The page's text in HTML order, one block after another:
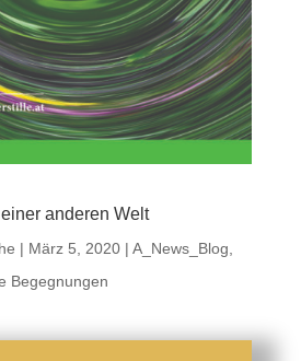
anderen Welt
| März 5, 2020| A_News_Blog
Begegnungen